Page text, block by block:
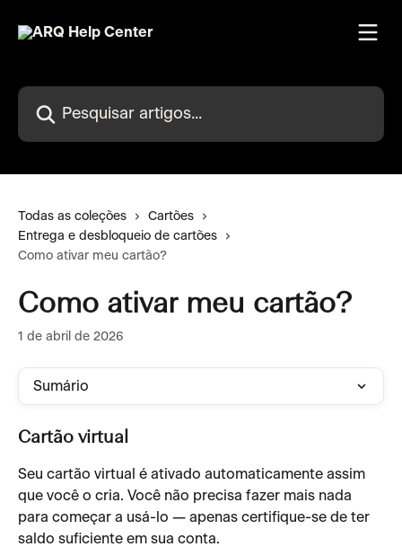
Pesquisar artigos...
Todas as coleções
Cartões
Entrega e desbloqueio de cartões
Como ativar meu cartão?
Como ativar meu cartão?
1 de abril de 2026
Sumário
Cartão virtual
Seu cartão virtual é ativado automaticamente assim
que você o cria. Você não precisa fazer mais nada
para começar a usá-lo — apenas certifique-se de ter
saldo suficiente em sua conta.